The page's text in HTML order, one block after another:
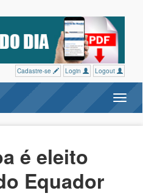
Cadastre-se Login Logout
é eleito
Equador